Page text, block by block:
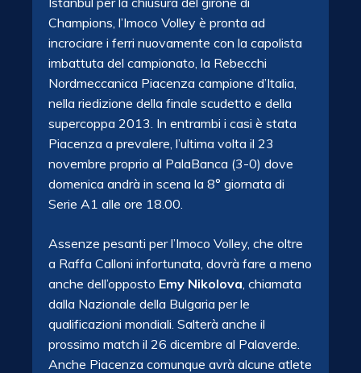
Champions, l’Imoco Volley è pronta ad
incrociare i ferri nuovamente con la capolista
imbattuta del campionato, la Rebecchi
Nordmeccanica Piacenza campione d’Italia,
nella riedizione della finale scudetto e della
supercoppa 2013. In entrambi i casi è stata
Piacenza a prevalere, l’ultima volta il 23
novembre proprio al PalaBanca (3-0) dove
domenica andrà in scena la 8° giornata di
Serie A1 alle ore 18.00.
Assenze pesanti per l’Imoco Volley, che oltre
a Raffa Calloni infortunata, dovrà fare a meno
anche dell’opposto Emy Nikolova, chiamata
dalla Nazionale della Bulgaria per le
qualificazioni mondiali. Salterà anche il
prossimo match il 26 dicembre al Palaverde.
Anche Piacenza comunque avrà alcune atlete